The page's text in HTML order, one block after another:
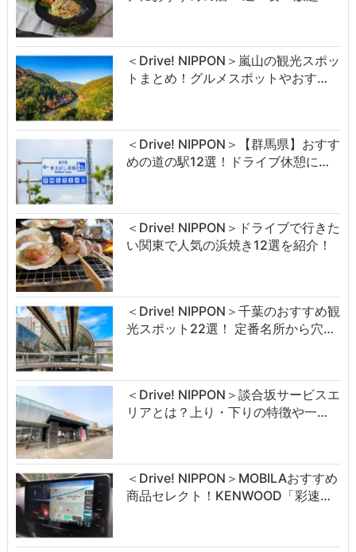
＜Drive! NIPPON＞嵐山の観光スポッ
トまとめ！グルメスポットやおす…
＜Drive! NIPPON＞【群馬県】おすす
めの道の駅12選！ドライブ休憩に…
＜Drive! NIPPON＞ドライブで行きた
い関東で人気の浜焼き12選を紹介！
＜Drive! NIPPON＞千葉のおすすめ観
光スポット22選！ 定番名所から穴…
＜Drive! NIPPON＞談合坂サービスエ
リアとは？上り・下りの特徴や一…
＜Drive! NIPPON＞MOBILAおすすめ
商品セレクト！KENWOOD「彩速…